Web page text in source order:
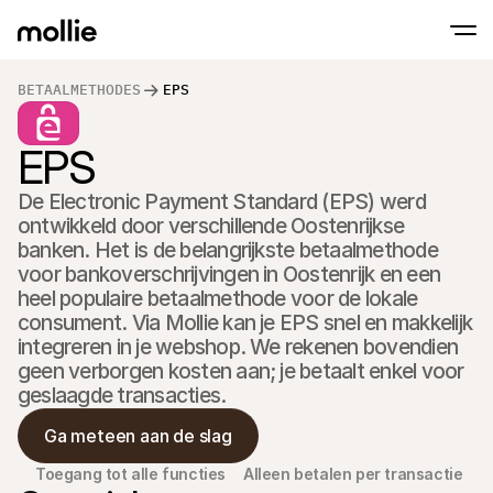
BETAALMETHODES EPS
EPS
De Electronic Payment Standard (EPS) werd
ontwikkeld door verschillende Oostenrijkse
banken. Het is de belangrijkste betaalmethode
voor bankoverschrijvingen in Oostenrijk en een
heel populaire betaalmethode voor de lokale
consument. Via Mollie kan je EPS snel en makkelijk
integreren in je webshop. We rekenen bovendien
geen verborgen kosten aan; je betaalt enkel voor
geslaagde transacties.
Ga meteen aan de slag
Toegang tot alle functies Alleen betalen per transactie
betalingen
In-person
Ontvang betalingen
en andere apparaten
Checkout
Optimaliseer je
meer conversie
Recurring
Ontvang
en betalingen voor
Acceptance & Risk
Partners
Voor agencies
Maak kennis met het Agency-Partnerprogramma